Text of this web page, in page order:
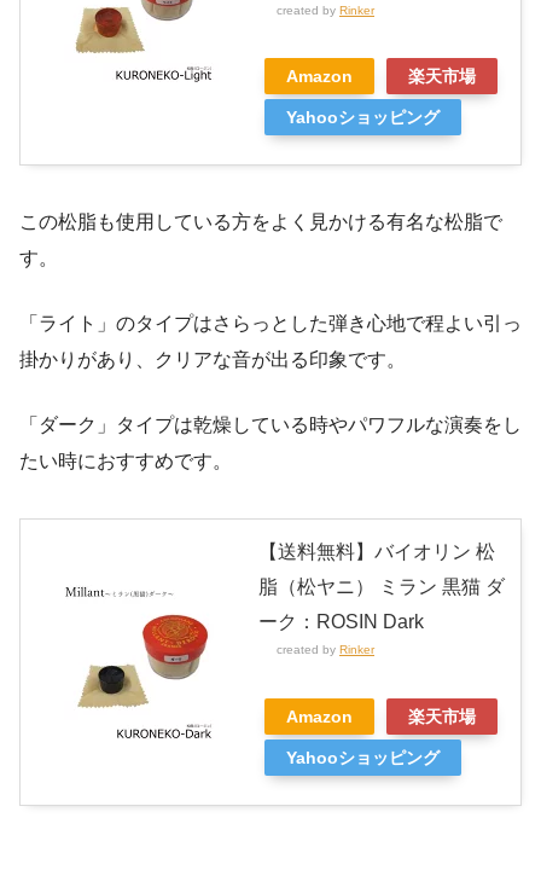
created by Rinker
Amazon 楽天市場
Yahooショッピング
この松脂も使用している方をよく見かける有名な松脂で
す。
「ライト」のタイプはさらっとした弾き心地で程よい引っ
掛かりがあり、クリアな音が出る印象です。
「ダーク」タイプは乾燥している時やパワフルな演奏をし
たい時におすすめです。
【送料無料】バイオリン 松
脂（松ヤニ） ミラン 黒猫 ダ
ーク：ROSIN Dark
created by Rinker
Amazon 楽天市場
Yahooショッピング